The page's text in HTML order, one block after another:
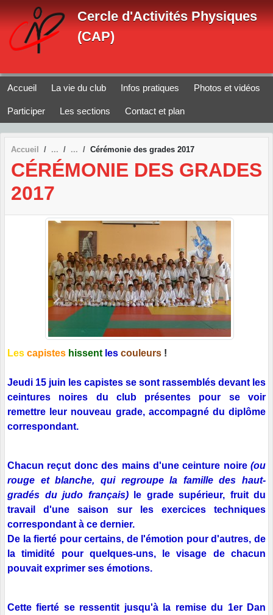
Cercle d'Activités Physiques
(CAP)
Accueil La vie du club Infos pratiques Photos et vidéos
Participer Les sections Contact et plan
Accueil Cérémonie des grades 2017
CÉRÉMONIE DES GRADES
2017
Les capistes hissent les couleurs !
Jeudi 15 juin les capistes se sont rassemblés devant les
ceintures noires du club présentes pour se voir
remettre leur nouveau grade, accompagné du diplôme
correspondant.
Chacun reçut donc des mains d'une ceinture noire (ou
rouge et blanche, qui regroupe la famille des haut-
gradés du judo français)le grade supérieur, fruit du
travail d'une saison sur les exercices techniques
correspondant à ce dernier.
De la fierté pour certains, de l'émotion pour d'autres, de
la timidité pour quelques-uns, le visage de chacun
pouvait exprimer ses émotions.
Cette fierté se ressentit jusqu'à la remise du 1er Dan
Panneau de gestion des cookies